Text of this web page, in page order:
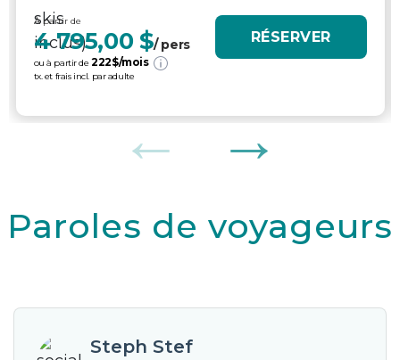
À partir de
4 795,00 $/ pers
ou à partir de222$/mois
tx. et frais incl. par adulte
RÉSERVER
Paroles de voyageurs
Steph Stef